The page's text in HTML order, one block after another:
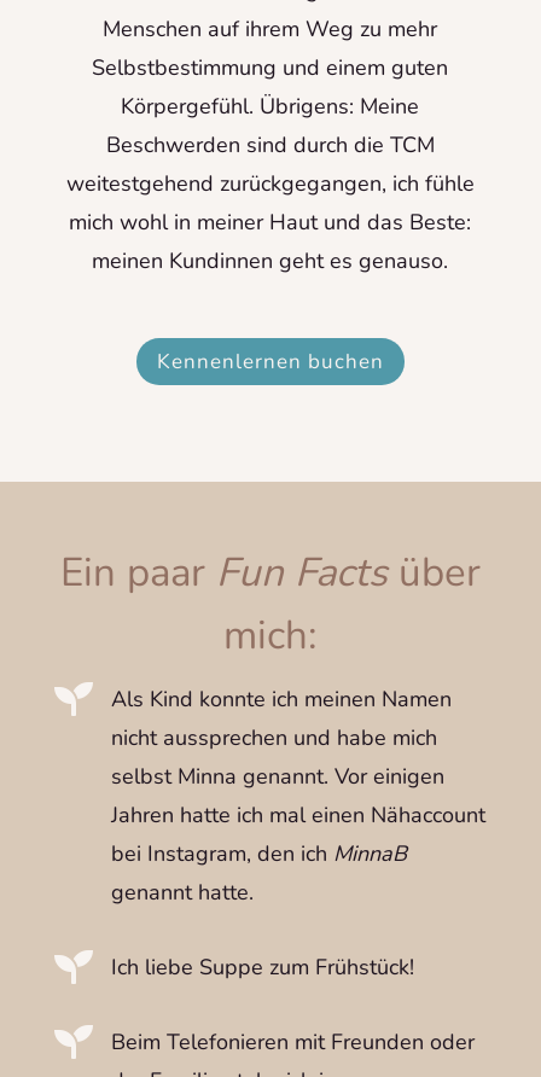
Menschen auf ihrem Weg zu mehr
Selbstbestimmung und einem guten
Körpergefühl. Übrigens: Meine
Beschwerden sind durch die TCM
weitestgehend zurückgegangen, ich fühle
mich wohl in meiner Haut und das Beste:
meinen Kundinnen geht es genauso.
Kennenlernen buchen
Ein paar Fun Factsüber
mich:

Als Kind konnte ich meinen Namen
nicht aussprechen und habe mich
selbst Minna genannt. Vor einigen
Jahren hatte ich mal einen Nähaccount
bei Instagram, den ich MinnaB
genannt hatte.
 Ich liebe Suppe zum Frühstück!

Beim Telefonieren mit Freunden oder